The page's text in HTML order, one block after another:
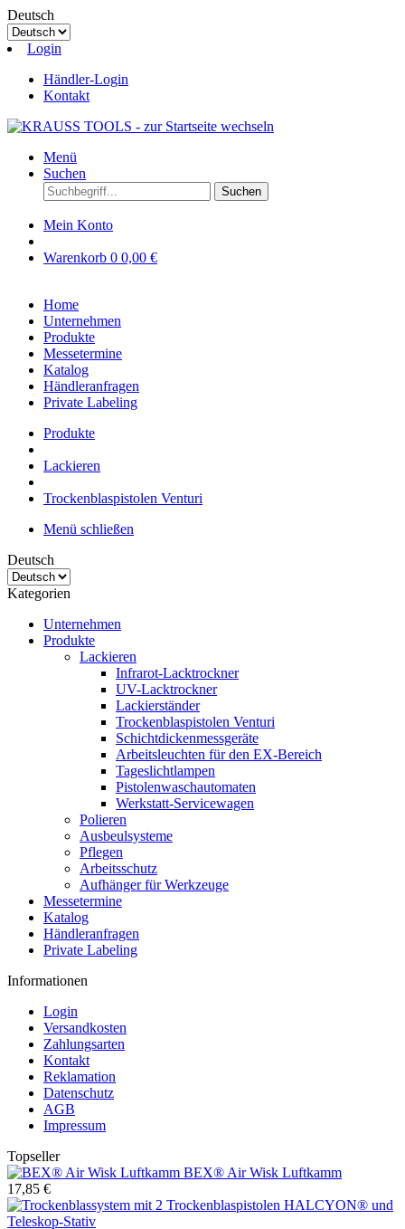
Deutsch
Login
Händler-Login
Kontakt
Menü
Suchen
Suchen
Mein Konto
Warenkorb 0 0,00 €
Home
Unternehmen
Produkte
Messetermine
Katalog
Händleranfragen
Private Labeling
Produkte
Lackieren
Trockenblaspistolen Venturi
Menü schließen
Deutsch
Kategorien
Unternehmen
Produkte
Lackieren
Infrarot-Lacktrockner
UV-Lacktrockner
Lackierständer
Trockenblaspistolen Venturi
Schichtdickenmessgeräte
Arbeitsleuchten für den EX-Bereich
Tageslichtlampen
Pistolenwaschautomaten
Werkstatt-Servicewagen
Polieren
Ausbeulsysteme
Pflegen
Arbeitsschutz
Aufhänger für Werkzeuge
Messetermine
Katalog
Händleranfragen
Private Labeling
Informationen
Login
Versandkosten
Zahlungsarten
Kontakt
Reklamation
Datenschutz
AGB
Impressum
Topseller
BEX® Air Wisk Luftkamm
17,85 €